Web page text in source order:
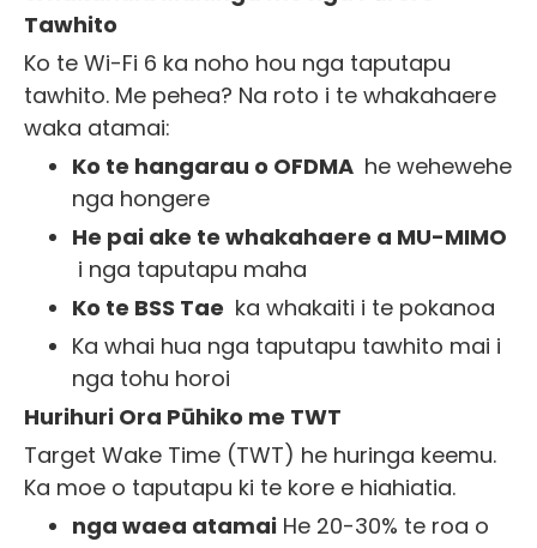
Tawhito
Ko te Wi-Fi 6 ka noho hou nga taputapu
tawhito. Me pehea? Na roto i te whakahaere
waka atamai:
Ko te hangarau o OFDMA he wehewehe
nga hongere
He pai ake te whakahaere a MU-MIMO
i nga taputapu maha
Ko te BSS Tae ka whakaiti i te pokanoa
Ka whai hua nga taputapu tawhito mai i
nga tohu horoi
Hurihuri Ora Pūhiko me TWT
Target Wake Time (TWT) he huringa keemu.
Ka moe o taputapu ki te kore e hiahiatia.
nga waea atamai He 20-30% te roa o